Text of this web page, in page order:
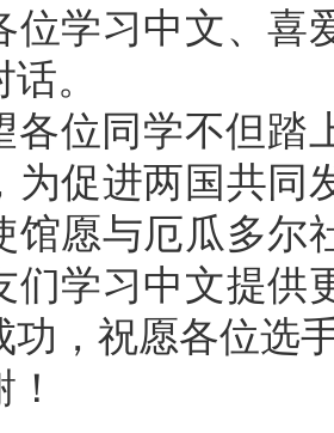
位学习中文、喜
。
同学不但踏上
为促进两国共同
馆愿与厄瓜多尔
们学习中文提供
功，祝愿各位选